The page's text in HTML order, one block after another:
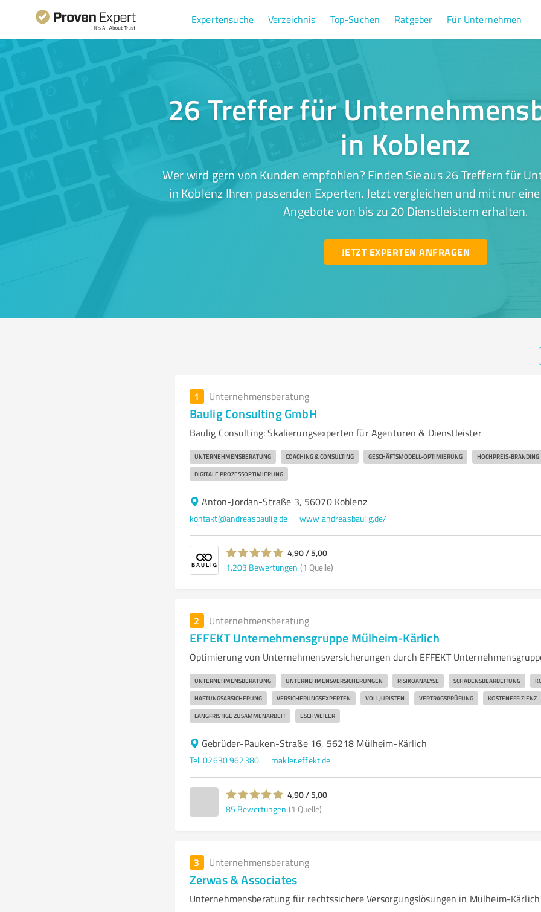
Expertensuche Verzeichnis Top-Suchen Ratgeber Für Unternehmen
26 Treffer für
in Koblenz
Wer wird gern von Kunden empfohlen? Finden Sie aus 26 Treffern für
in Koblenz Ihren passenden Experten. Jetzt vergleichen und mit nur
Angebote von bis zu 20 Dienstleistern erhalten.
JETZT EXPERTEN ANFRAGEN
1 Unternehmensberatung
Baulig Consulting GmbH
Baulig Consulting: Skalierungsexperten für Agenturen & Dienstleister
UNTERNEHMENSBERATUNG COACHING & CONSULTING GESCHÄFTSMODELL-OPTIMIERUNG HOCHPREIS-BRANDING
DIGITALE PROZESSOPTIMIERUNG
Anton-Jordan-Straße 3, 56070 Koblenz
kontakt@andreasbaulig.de www.andreasbaulig.de/
4,90 / 5,00
1.203 Bewertungen (1 Quelle)
2 Unternehmensberatung
EFFEKT Unternehmensgruppe Mülheim-Kärlich
Optimierung von Unternehmensversicherungen durch EFFEKT
UNTERNEHMENSBERATUNG UNTERNEHMENSVERSICHERUNGEN RISIKOANALYSE SCHADENSBEARBEITUNG
HAFTUNGSABSICHERUNG VERSICHERUNGSEXPERTEN VOLLJURISTEN VERTRAGSPRÜFUNG KOSTENEFFIZIENZ
LANGFRISTIGE ZUSAMMENARBEIT ESCHWEILER
Gebrüder-Pauken-Straße 16, 56218 Mülheim-Kärlich
Tel. 02630 962380 makler.effekt.de
4,90 / 5,00
85 Bewertungen (1 Quelle)
3 Unternehmensberatung
Zerwas & Associates
Unternehmensberatung für rechtssichere Versorgungslösungen in Mülheim-Kärlich